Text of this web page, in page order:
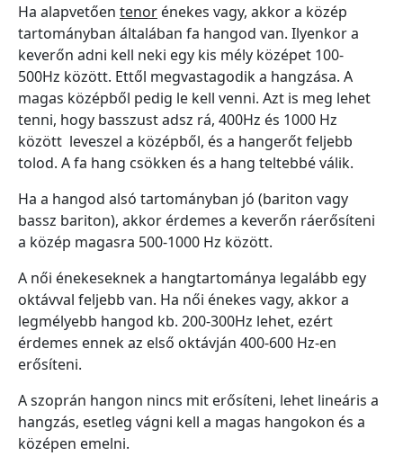
Ha alapvetően tenor énekes vagy, akkor a közép
tartományban általában fa hangod van. Ilyenkor a
keverőn adni kell neki egy kis mély középet 100-
500Hz között. Ettől megvastagodik a hangzása. A
magas középből pedig le kell venni. Azt is meg lehet
tenni, hogy basszust adsz rá, 400Hz és 1000 Hz
között leveszel a középből, és a hangerőt feljebb
tolod. A fa hang csökken és a hang teltebbé válik.
Ha a hangod alsó tartományban jó (bariton vagy
bassz bariton), akkor érdemes a keverőn ráerősíteni
a közép magasra 500-1000 Hz között.
A női énekeseknek a hangtartománya legalább egy
oktávval feljebb van. Ha női énekes vagy, akkor a
legmélyebb hangod kb. 200-300Hz lehet, ezért
érdemes ennek az első oktávján 400-600 Hz-en
erősíteni.
A szoprán hangon nincs mit erősíteni, lehet lineáris a
hangzás, esetleg vágni kell a magas hangokon és a
középen emelni.